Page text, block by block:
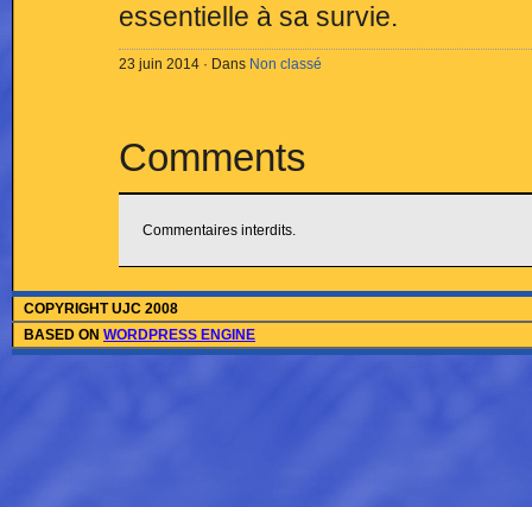
essentielle à sa survie.
23 juin 2014 · Dans Non classé
Comments
Commentaires interdits.
COPYRIGHT UJC 2008
BASED ON WORDPRESS ENGINE